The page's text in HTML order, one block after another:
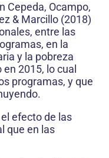
Cepeda, Ocampo,
& Marcillo (2018)
entre las
en la
y la pobreza
2015, lo cual
programas, y que
efecto de las
que en las